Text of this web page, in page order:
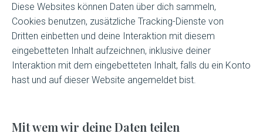
Diese Websites können Daten über dich sammeln,
Cookies benutzen, zusätzliche Tracking-Dienste von
Dritten einbetten und deine Interaktion mit diesem
eingebetteten Inhalt aufzeichnen, inklusive deiner
Interaktion mit dem eingebetteten Inhalt, falls du ein Konto
hast und auf dieser Website angemeldet bist.
Mit wem wir deine Daten teilen